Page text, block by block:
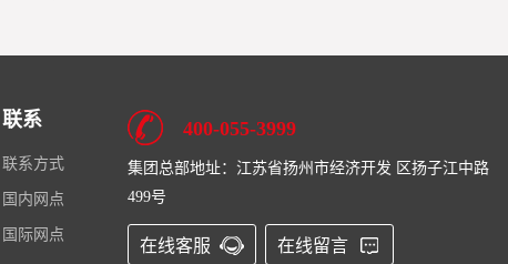
联系
联系方式
国内网点
国际网点
400-055-3999
集团总部地址：江苏省扬州市经济开发 区扬子江中路
499号
在线客服 在线留言